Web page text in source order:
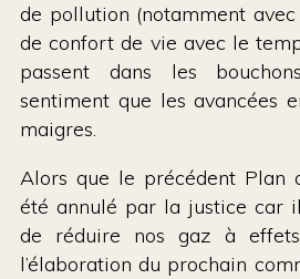
de pollution (notamment avec
de confort de vie avec le
passent dans les
sentiment que les avancées
maigres.
Alors que le précédent Plan
été annulé par la justice car
de réduire nos gaz à
l’élaboration du prochain